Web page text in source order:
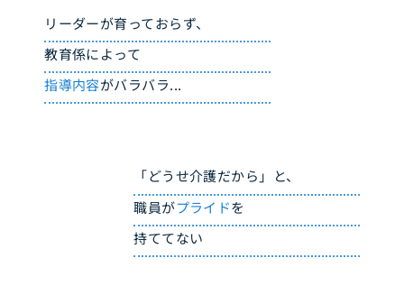
リーダーが育っておらず、
教育係によって
指導内容がバラバラ...
「どうせ介護だから」と、
職員がプライドを
持ててない